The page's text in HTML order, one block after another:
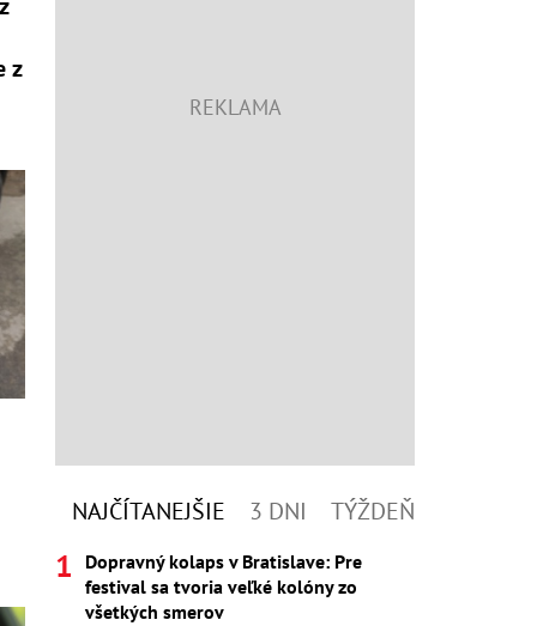
z
NAJČÍTANEJŠIE 3 DNI TÝŽDEŇ
Dopravný kolaps v Bratislave: Pre
festival sa tvoria veľké kolóny zo
všetkých smerov